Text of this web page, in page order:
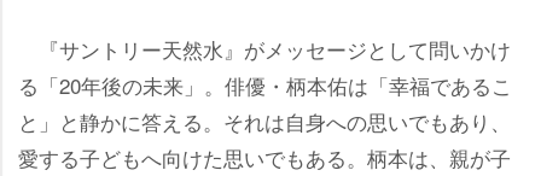
『サントリー天然水』がメッセージとして問いかけ
る「20年後の未来」。俳優・柄本佑は「幸福であるこ
と」と静かに答える。それは自身への思いでもあり、
愛する子どもへ向けた思いでもある。柄本は、親が子